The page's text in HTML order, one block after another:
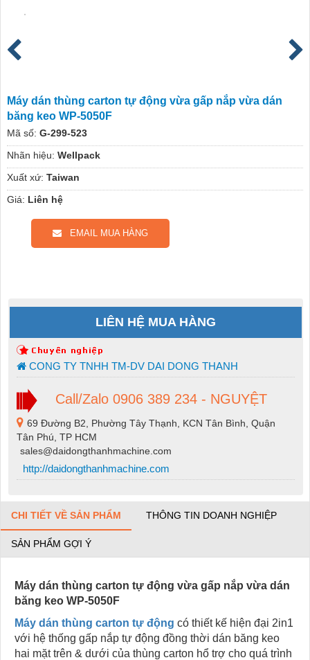
Máy dán thùng carton tự động vừa gấp nắp vừa dán
băng keo WP-5050F
Mã số: G-299-523
Nhãn hiệu: Wellpack
Xuất xứ: Taiwan
Giá: Liên hệ
EMAIL MUA HÀNG
LIÊN HỆ MUA HÀNG
CONG TY TNHH TM-DV DAI DONG THANH
Call/Zalo 0906 389 234 - NGUYỆT
69 Đường B2, Phường Tây Thạnh, KCN Tân Bình, Quận
Tân Phú, TP HCM
sales@daidongthanhmachine.com
http://daidongthanhmachine.com
CHI TIẾT VỀ SẢN PHẨM THÔNG TIN DOANH NGHIỆP
SẢN PHẨM GỢI Ý
Máy dán thùng carton tự động vừa gấp nắp vừa dán
băng keo WP-5050F
Máy dán thùng carton tự động có thiết kế hiện đại 2in1
với hệ thống gấp nắp tự động đồng thời dán băng keo
hai mặt trên & dưới của thùng carton hổ trợ cho quá trình